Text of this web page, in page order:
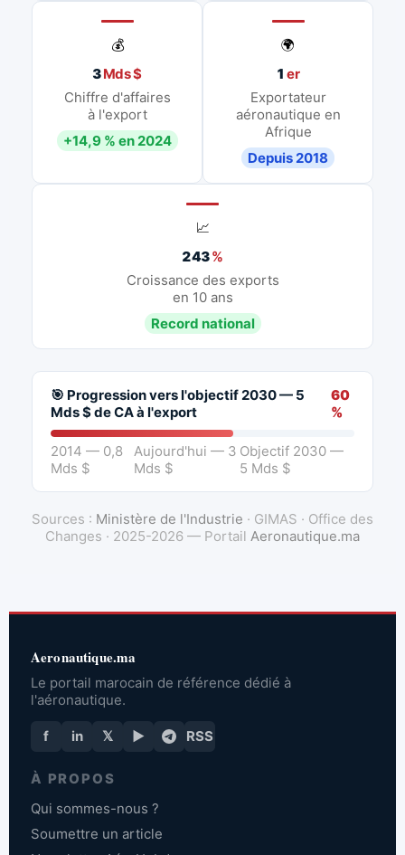
💰
3Mds $
Chiffre d'affaires
à l'export
+14,9 % en 2024
🌍
1 er
Exportateur
aéronautique en
Afrique
Depuis 2018
📈
243%
Croissance des exports
en 10 ans
Record national
🎯 Progression vers l'objectif 2030 — 5
Mds $ de CA à l'export
60
%
2014 — 0,8
Mds $
Aujourd'hui — 3
Mds $
Objectif 2030 —
5 Mds $
Sources : Ministère de l'Industrie · GIMAS · Office des
Changes · 2025-2026 — Portail Aeronautique.ma
Aeronautique.ma
Le portail marocain de référence dédié à
l'aéronautique.
f in 𝕏 ▶ RSS
À PROPOS
Qui sommes-nous ?
Soumettre un article